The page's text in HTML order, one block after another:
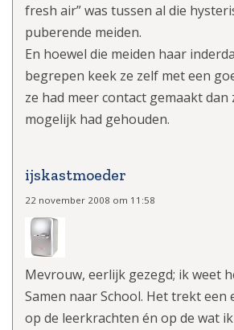
fresh air” was tussen al die
puberende meiden.
En hoewel die meiden haar
begrepen keek ze zelf met een
ze had meer contact gemaakt
mogelijk had gehouden.
ijskastmoeder
22 november 2008 om 11:58
Mevrouw, eerlijk gezegd; ik weet
Samen naar School. Het trekt een
op de leerkrachten én op de wat